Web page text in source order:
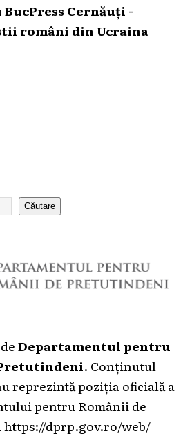
Cernăuți -
români din Ucraina
Căutare
Departamentul pentru
. Conținutul
reprezintă poziția oficială a
pentru Românii de
https://dprp.gov.ro/web/